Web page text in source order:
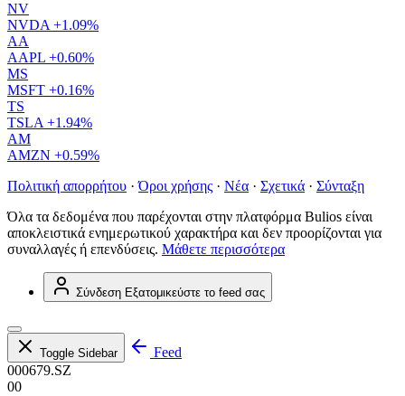
NV
NVDA +1.09%
AA
AAPL +0.60%
MS
MSFT +0.16%
TS
TSLA +1.94%
AM
AMZN +0.59%
Πολιτική απορρήτου · Όροι χρήσης · Νέα · Σχετικά · Σύνταξη
Όλα τα δεδομένα που παρέχονται στην πλατφόρμα Bulios είναι
αποκλειστικά ενημερωτικού χαρακτήρα και δεν προορίζονται για
συναλλαγές ή επενδύσεις. Μάθετε περισσότερα
Σύνδεση Εξατομικεύστε το feed σας
Toggle Sidebar
Feed
000679.SZ
00